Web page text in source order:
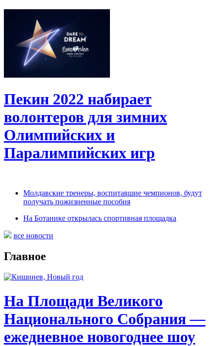
Пекин 2022 набирает
волонтеров для зимних
Олимпийских и
Паралимпийских игр
Молдавские тренеры, воспитавшие чемпионов, будут
получать пожизненные пособия
На Ботанике открылась спортивная площадка
все новости
Главное
На Площади Великого
Национального Собрания —
ежедневное новогоднее шоу